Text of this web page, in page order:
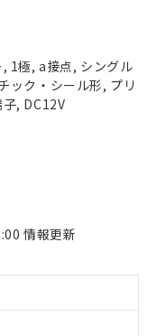
1極, a接点, シングル
ック・シール形, プリ
, DC12V
情報更新